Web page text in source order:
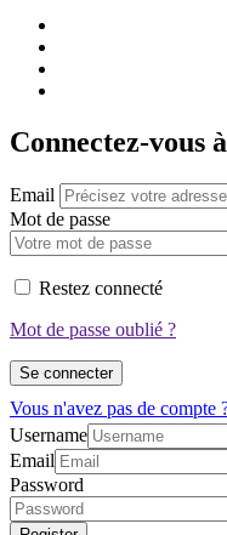
Connectez-vous
Email
Mot de passe
Restez connecté
Mot de passe oublié ?
Se connecter
Vous n'avez pas de compte
Username
Email
Password